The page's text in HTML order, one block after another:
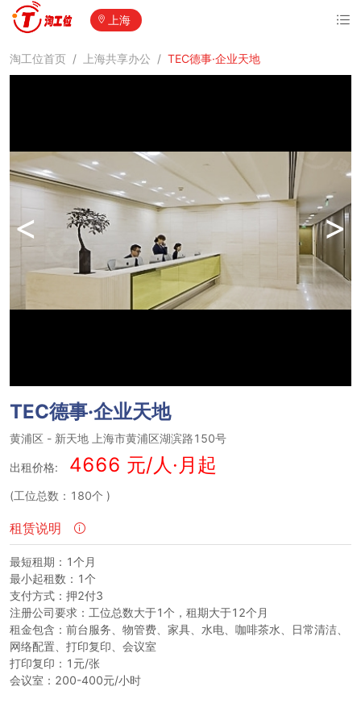
上海
淘工位首页 / 上海共享办公 / TEC德事·企业天地
< >
TEC德事·企业天地
黄浦区 - 新天地 上海市黄浦区湖滨路150号
出租价格: 4666 元/人·月起
(工位总数：180个 )
租赁说明
最短租期：1个月
最小起租数：1个
支付方式：押2付3
注册公司要求：工位总数大于1个，租期大于12个月
租金包含：前台服务、物管费、家具、水电、咖啡茶水、日常清洁、
网络配置、打印复印、会议室
打印复印：1元/张
会议室：200-400元/小时